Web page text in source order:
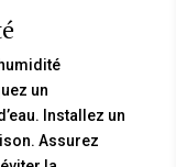
un
Installez un
Assurez